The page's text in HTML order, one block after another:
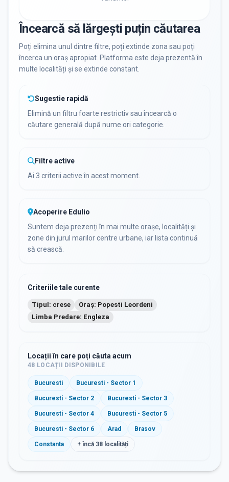
Resetează filtrele
Încearcă să lărgești puțin căutarea
Poți elimina unul dintre filtre, poți extinde zona sau poți
încerca un oraș apropiat. Platforma este deja prezentă în
multe localități și se extinde constant.
Sugestie rapidă
Elimină un filtru foarte restrictiv sau încearcă o
căutare generală după nume ori categorie.
Filtre active
Ai 3 criterii active în acest moment.
Acoperire Edulio
Suntem deja prezenți în mai multe orașe, localități și
zone din jurul marilor centre urbane, iar lista continuă
să crească.
Criteriile tale curente
Tipul: crese
Oraș: Popesti Leordeni
Limba Predare: Engleza
Locații în care poți căuta acum
48 LOCAȚII DISPONIBILE
Bucuresti Bucuresti - Sector 1
Bucuresti - Sector 2 Bucuresti - Sector 3
Bucuresti - Sector 4 Bucuresti - Sector 5
Bucuresti - Sector 6 Arad Brasov
Constanta + încă 38 localități